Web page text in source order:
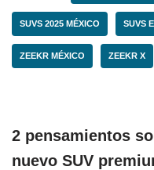
SUVS 2025 MÉXICO SUVS
ZEEKR MÉXICO ZEEKR X
2 pensamientos
nuevo SUV